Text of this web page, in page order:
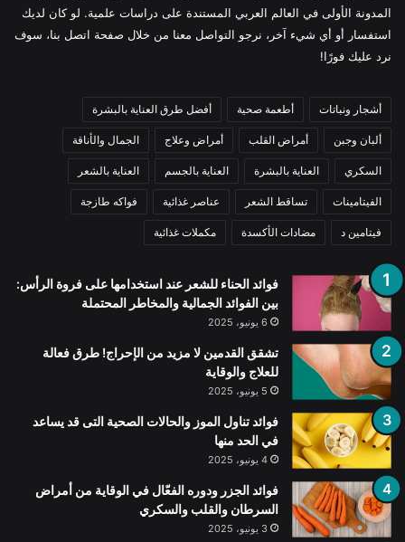
المدونة الأولى في العالم العربي المستندة على دراسات علمية. لو كان لديك
استفسار أو أي شيء آخر، نرجو التواصل معنا من خلال صفحة اتصل بنا، سوف
نرد عليك فورًا!
أشجار ونباتات أطعمة صحية أفضل طرق العناية بالبشرة
ألبان وجبن أمراض القلب أمراض وعلاج الجمال والأناقة
السكري العناية بالبشرة العناية بالجسم العناية بالشعر
الفيتامينات تساقط الشعر عناصر غذائية فواكه طازجة
فيتامين د مضادات الأكسدة مكملات غذائية
فوائد الحناء للشعر عند استخدامها على فروة الرأس:
بين الفوائد الجمالية والمخاطر المحتملة
6 يونيو، 2025
تشقق القدمين لا مزيد من الإحراج! طرق فعالة
للعلاج والوقاية
5 يونيو، 2025
فوائد تناول الموز والحالات الصحية التى قد يساعد
في الحد منها
4 يونيو، 2025
فوائد الجزر ودوره الفعّال في الوقاية من أمراض
السرطان والقلب والسكري
3 يونيو، 2025